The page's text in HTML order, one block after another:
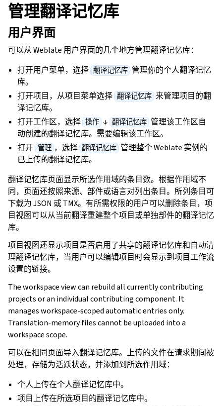
管理翻译记忆库
用户界面
可以从 Weblate 用户界面的几个地方管理翻译记忆库：
打开用户菜单，选择 翻译记忆库 管理你的个人翻译记忆
库。
打开项目，从项目菜单选择 翻译记忆库 来管理项目的翻
译记忆库。
打开工作区，选择 操作 ↓ 翻译记忆库 管理该工作区自
动创建的翻译记忆库。需要编辑该工作区。
打开 管理 ，选择 翻译记忆库 管理整个 Weblate 实例的
已上传的翻译记忆库。
翻译记忆库页面显示所选作用域的条目数。根据作用域不
同，页面还按照来源、部件或语言对列出条目。所列条目可
下载为 JSON 或 TMX。有所需权限的用户可以删除条目，项
目视图可以从当前翻译重建整个项目或单独部件的翻译记忆
库。
项目视图还显示项目是否启用了共享的翻译记忆库和自动清
理翻译记忆库，当用户可以编辑项目时会显示到项目工作流
设置的链接。
The workspace view can rebuild all currently contributing
projects or an individual contributing component. It
manages workspace-scoped automatic entries only.
Translation-memory files cannot be uploaded into a
workspace scope.
可以在相同页面导入翻译记忆库。上传的文件在请求期间被
处理，存储为活跃状态，并添加到所选作用域：
个人上传在个人翻译记忆库中。
项目上传在所选项目的翻译记忆库中。